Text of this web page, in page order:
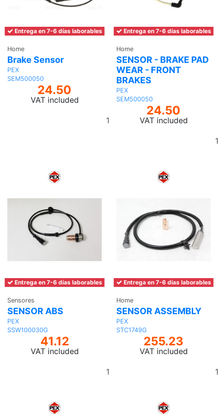
Entrega en 7-6 días laborables
Home
Brake Sensor
PEX
SEM500050
24.50
VAT included
Entrega en 7-6 días laborables
Home
SENSOR - BRAKE PAD
WEAR - FRONT
BRAKES
PEX
SEM500050
24.50
VAT included
Entrega en 7-6 días laborables
Sensores
SENSOR ABS
PEX
SSW100030G
41.12
VAT included
Entrega en 7-6 días laborables
Home
SENSOR ASSEMBLY
PEX
STC1749G
255.23
VAT included